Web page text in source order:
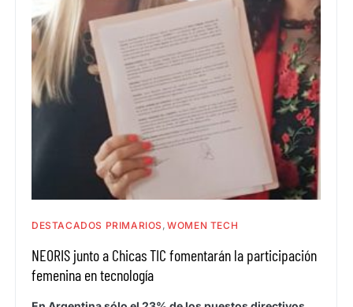
DESTACADOS PRIMARIOS WOMEN TECH
NEORIS junto a Chicas TIC fomentarán la participación
femenina en tecnología